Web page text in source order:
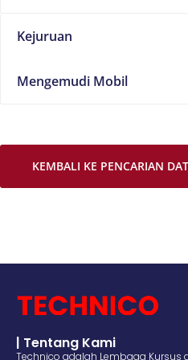
Kejuruan
Mengemudi Mobil
KEMBALI KE PENCARIAN
| Tentang Kami
Technico adalah Lembaga Kursus